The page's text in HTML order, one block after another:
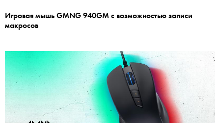
Игровая мышь GMNG 940GM с возможностью записи
макросов